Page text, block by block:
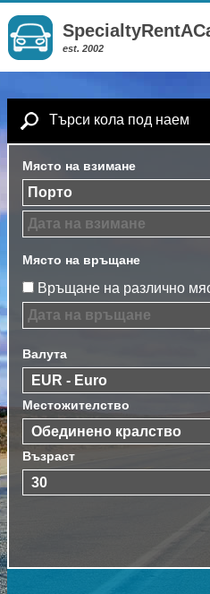
est. 2002
Търси кола под наем
Място на взимане
Място на връщане
Връщане на различно
Валута
Местожителство
Възраст